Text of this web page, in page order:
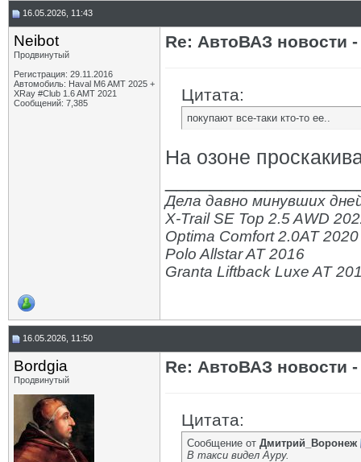
16.05.2026, 11:43
Neibot
Продвинутый
Регистрация: 29.11.2016
Автомобиль: Haval M6 AMT 2025 +
XRay #Club 1.6 AMT 2021
Сообщений: 7,385
Re: АвтоВАЗ новости -
Цитата:
покупают все-таки кто-то ее..
На озоне
Дела давно минувших
X-Trail SE Top 2.5 AWD
Optima Comfort 2.0AT 2020
Polo Allstar AT 2016
Granta Liftback Luxe AT
16.05.2026, 11:50
Bordgia
Продвинутый
Re: АвтоВАЗ новости -
Цитата:
Сообщение от Дмитрий_Воронеж
В такси видел Ауру.